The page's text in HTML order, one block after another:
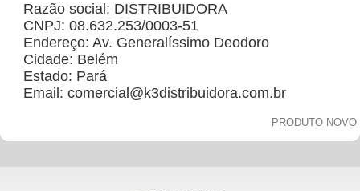
Razão social: DISTRIBUIDORA
CNPJ: 08.632.253/0003-51
Endereço: Av. Generalíssimo Deodoro
Cidade: Belém
Estado: Pará
Email: comercial@k3distribuidora.com.br
PRODUTO NOVO